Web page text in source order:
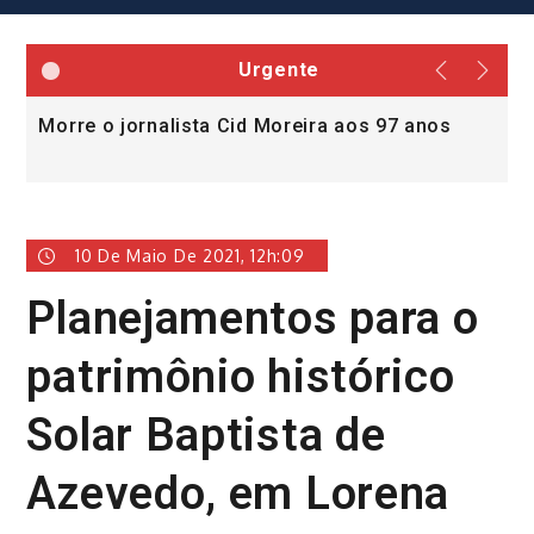
Urgente
Morre o jornalista Cid Moreira aos 97 anos
10 De Maio De 2021, 12h:09
Planejamentos para o
patrimônio histórico
Solar Baptista de
Azevedo, em Lorena